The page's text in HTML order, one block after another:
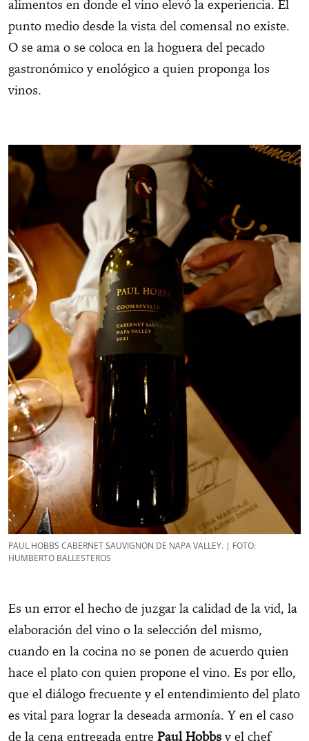
alimentos en donde el vino elevó la experiencia. El
punto medio desde la vista del comensal no existe.
O se ama o se coloca en la hoguera del pecado
gastronómico y enológico a quien proponga los
vinos.
PAUL HOBBS CABERNET SAUVIGNON DE NAPA VALLEY. | FOTO:
HUMBERTO BALLESTEROS
Es un error el hecho de juzgar la calidad de la vid, la
elaboración del vino o la selección del mismo,
cuando en la cocina no se ponen de acuerdo quien
hace el plato con quien propone el vino. Es por ello,
que el diálogo frecuente y el entendimiento del plato
es vital para lograr la deseada armonía. Y en el caso
de la cena entregada entre Paul Hobbs y el chef